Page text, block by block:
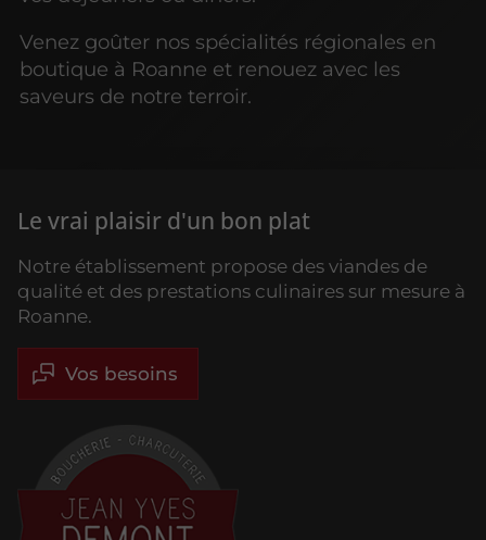
Venez goûter nos spécialités régionales en
boutique à Roanne et renouez avec les
saveurs de notre terroir.
Le vrai plaisir d'un bon plat
Notre établissement propose des viandes de
qualité et des prestations culinaires sur mesure à
Roanne.
Vos besoins